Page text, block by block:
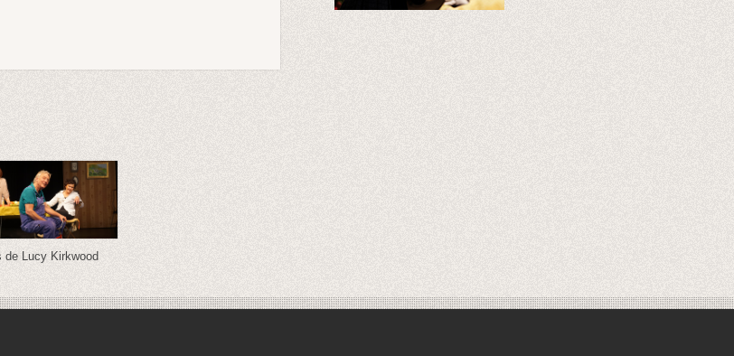
de Lucy Kirkwood